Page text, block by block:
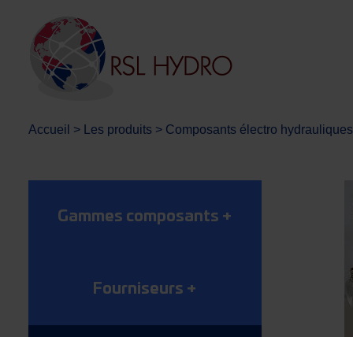
Accueil > Les produits > Composants électro hydrauliques
Gammes composants +
Fourniseurs +